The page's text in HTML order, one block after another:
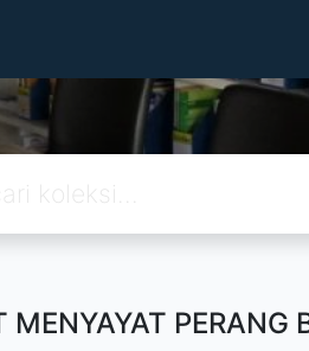
MENYAYAT PERANG